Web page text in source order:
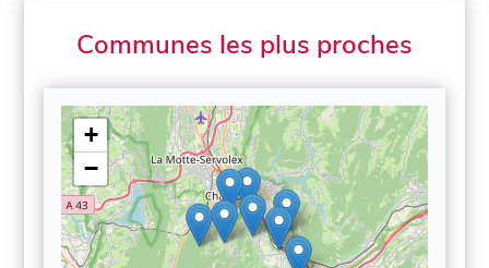
Communes les plus proches
+
−